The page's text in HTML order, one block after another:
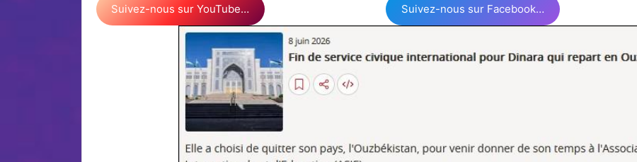
Suivez-nous sur YouTube… Suivez-nous sur Facebook…